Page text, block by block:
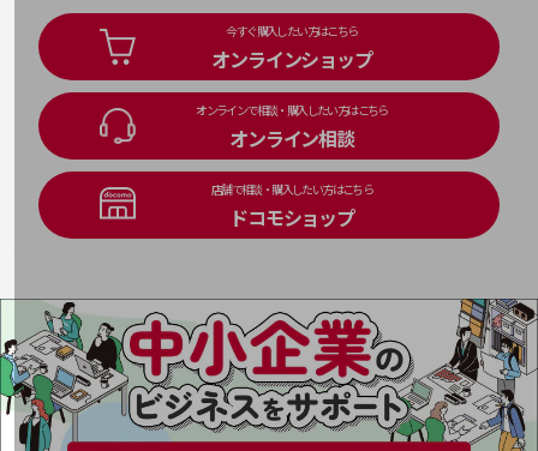
お悩みから見つける
お悩みから見つけるTOP
ネットワーク
モバイル・音声
リモート・ハイブリッドワーク
その他のお悩みはこちら
業界から見つける
業界から見つけるTOP
製造業
小売・卸売業
今すぐ購入したい方はこちら
オンラインショップ
オンラインで相談・購入したい方はこちら
オンライン相談
店舗で相談・購入したい方はこちら
ドコモショップ